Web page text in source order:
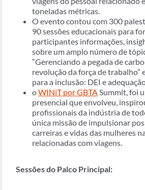
toneladas métricas.
O evento contou com 300
90 sessões educacionais para
participantes informações,
sobre um amplo número de
“Gerenciando a pegada de
revolução da força de trabalho”
para a inclusão: DEI e
oWINiT por GBTASummit, foi
presencial que envolveu,
profissionais da indústria de
única missão de impulsionar
carreiras e vidas das mulheres
relacionadas com viagens.
Sessões do Palco Principal: